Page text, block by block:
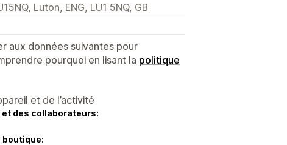
Luton, ENG, LU1 5NQ, GB
aux données suivantes pour
pourquoi en lisant la politique
et de l’activité
des collaborateurs:
boutique: